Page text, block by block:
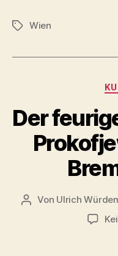
Schlagwörter
Wien
Der
Beitragsautor
Von Ulrich